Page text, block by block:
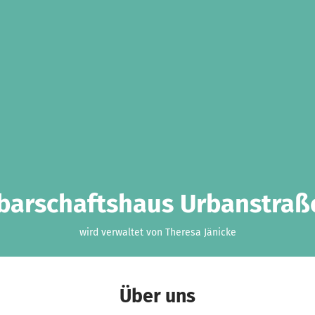
wird verwaltet von Theresa Jänicke
Über uns